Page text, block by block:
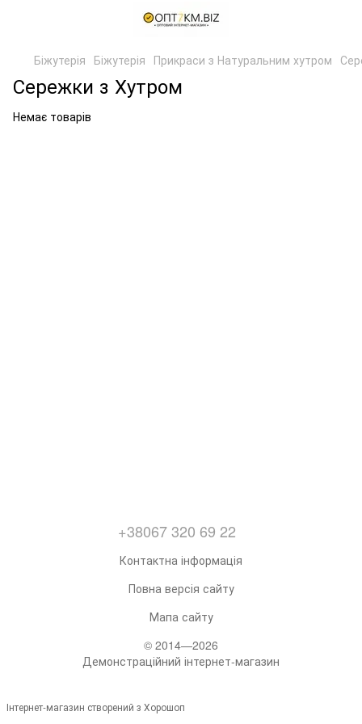
Біжутерія Біжутерія Прикраси з Натуральним хутром
Сережки з Хутром
Немає товарів
+38067 320 69 22
Контактна інформація
Повна версія сайту
Мапа сайту
© 2014—2026
Демонстраційний інтернет-магазин
Інтернет-магазин створений з Хорошоп